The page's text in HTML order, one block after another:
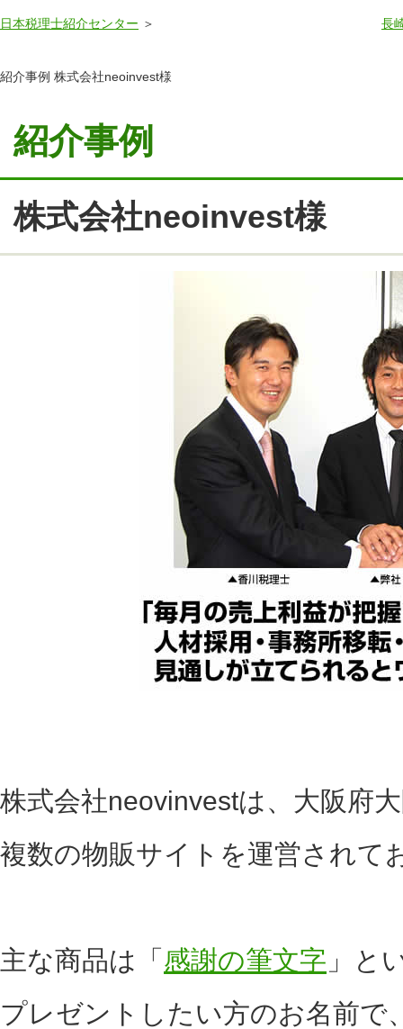
日本税理士紹介センター 長
紹介事例 株式会社neoinvest様
紹介事例
株式会社neoinvest様
株式会社neovinvestは、大阪府
複数の物販サイトを運営されて
主な商品は「 感謝の筆文字 」と
プレゼントしたい方のお名前で